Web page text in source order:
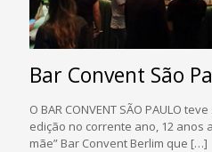
Bar Convent São
O BAR CONVENT SÃO PAULO
edição no corrente ano, 12 anos
mãe” Bar Convent Berlim que […]